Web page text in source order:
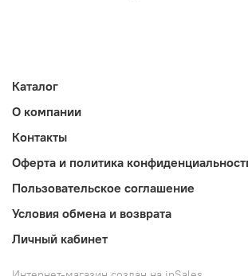
Каталог
О компании
Контакты
Оферта и политика
Пользовательское соглашение
Условия обмена и возврата
Личный кабинет